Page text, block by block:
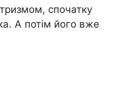
спочатку
А потім його вже